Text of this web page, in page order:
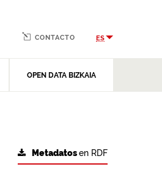
OPEN DATA BIZKAIA
CONTACTO ES
Metadatosen RDF